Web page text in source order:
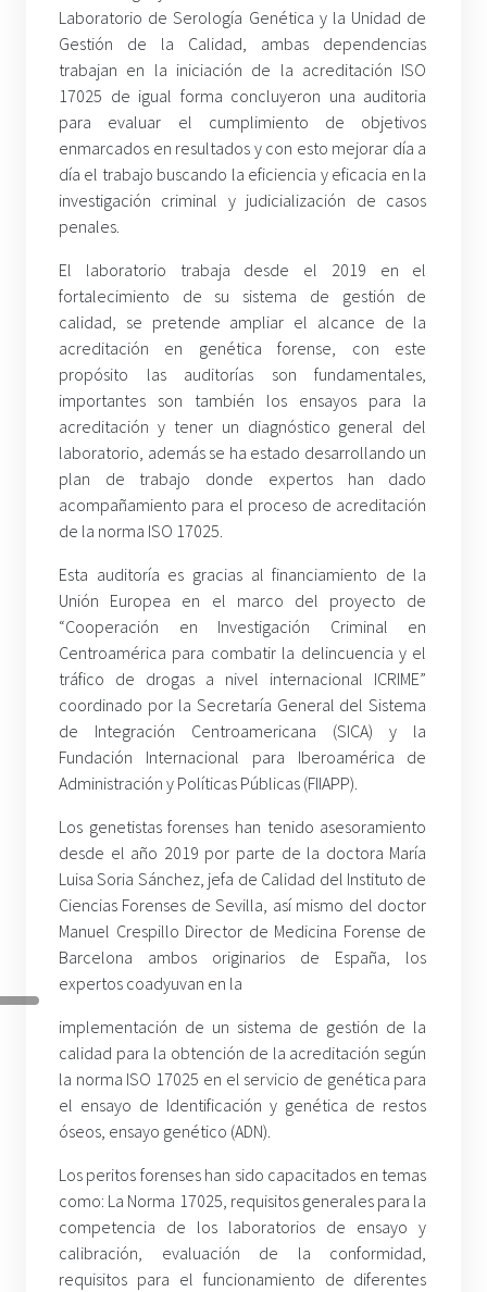
Laboratorio de Serología Genética y la Unidad de
Gestión de la Calidad, ambas dependencias
trabajan en la iniciación de la acreditación ISO
17025 de igual forma concluyeron una auditoria
para evaluar el cumplimiento de objetivos
enmarcados en resultados y con esto mejorar día a
día el trabajo buscando la eficiencia y eficacia en la
investigación criminal y judicialización de casos
penales.
El laboratorio trabaja desde el 2019 en el
fortalecimiento de su sistema de gestión de
calidad, se pretende ampliar el alcance de la
acreditación en genética forense, con este
propósito las auditorías son fundamentales,
importantes son también los ensayos para la
acreditación y tener un diagnóstico general del
laboratorio, además se ha estado desarrollando un
plan de trabajo donde expertos han dado
acompañamiento para el proceso de acreditación
de la norma ISO 17025.
Esta auditoría es gracias al financiamiento de la
Unión Europea en el marco del proyecto de
“Cooperación en Investigación Criminal en
Centroamérica para combatir la delincuencia y el
tráfico de drogas a nivel internacional ICRIME”
coordinado por la Secretaría General del Sistema
de Integración Centroamericana (SICA) y la
Fundación Internacional para Iberoamérica de
Administración y Políticas Públicas (FIIAPP).
Los genetistas forenses han tenido asesoramiento
desde el año 2019 por parte de la doctora María
Luisa Soria Sánchez, jefa de Calidad del Instituto de
Ciencias Forenses de Sevilla, así mismo del doctor
Manuel Crespillo Director de Medicina Forense de
Barcelona ambos originarios de España, los
expertos coadyuvan en la
implementación de un sistema de gestión de la
calidad para la obtención de la acreditación según
la norma ISO 17025 en el servicio de genética para
el ensayo de Identificación y genética de restos
óseos, ensayo genético (ADN).
Los peritos forenses han sido capacitados en temas
como: La Norma 17025, requisitos generales para la
competencia de los laboratorios de ensayo y
calibración, evaluación de la conformidad,
requisitos para el funcionamiento de diferentes